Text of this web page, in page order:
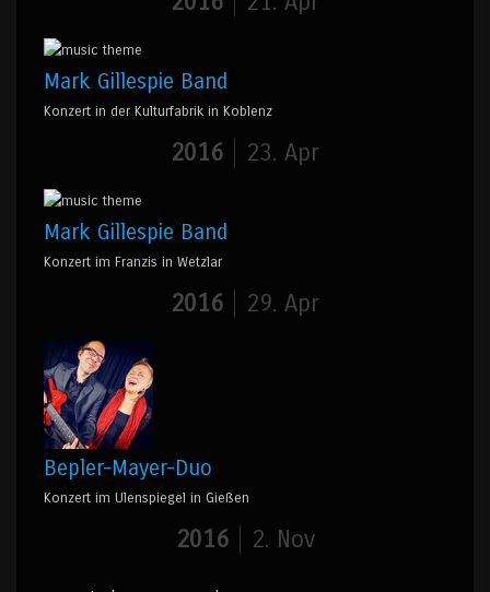
Mark Gillespie Band
Konzert in der Kulturfabrik in Koblenz
2016 23. Apr
Mark Gillespie Band
Konzert im Franzis in Wetzlar
2016 29. Apr
Bepler-Mayer-Duo
Konzert im Ulenspiegel in Gießen
2016 2. Nov